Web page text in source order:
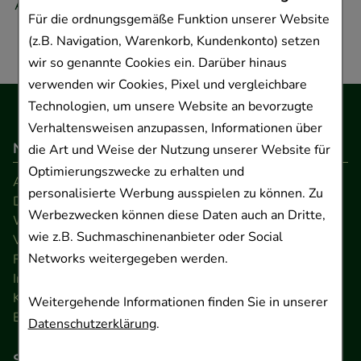
Für die ordnungsgemäße Funktion unserer Website
(z.B. Navigation, Warenkorb, Kundenkonto) setzen
wir so genannte Cookies ein. Darüber hinaus
verwenden wir Cookies, Pixel und vergleichbare
Technologien, um unsere Website an bevorzugte
Verhaltensweisen anzupassen, Informationen über
die Art und Weise der Nutzung unserer Website für
Optimierungszwecke zu erhalten und
personalisierte Werbung ausspielen zu können. Zu
Werbezwecken können diese Daten auch an Dritte,
wie z.B. Suchmaschinenanbieter oder Social
Networks weitergegeben werden.
Weitergehende Informationen finden Sie in unserer
Datenschutzerklärung.
Adresse.
Navigation
AGB
Datenschutz
Widerrufsrecht
Versandkosten
FAQ
Impressum
Kontakt
Barrierefreiheitserklärung